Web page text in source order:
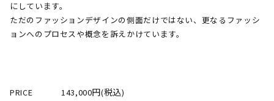
にしています。
ただのファッションデザインの側面だけではない、更なるファッシ
ョンへのプロセスや概念を訴えかけています。
PRICE 143,000円(税込)